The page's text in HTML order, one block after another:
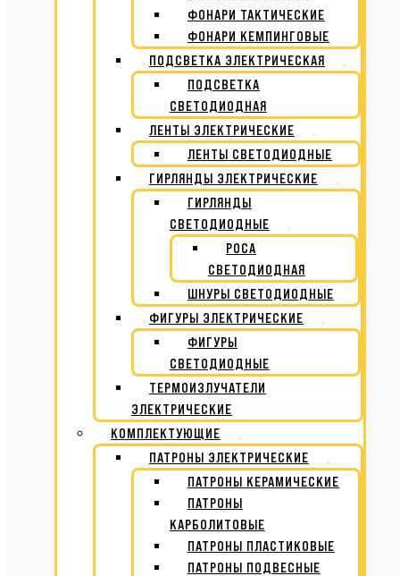
ФОНАРИ ТАКТИЧЕСКИЕ
ФОНАРИ КЕМПИНГОВЫЕ
ПОДСВЕТКА ЭЛЕКТРИЧЕСКАЯ
ПОДСВЕТКА
СВЕТОДИОДНАЯ
ЛЕНТЫ ЭЛЕКТРИЧЕСКИЕ
ЛЕНТЫ СВЕТОДИОДНЫЕ
ГИРЛЯНДЫ ЭЛЕКТРИЧЕСКИЕ
ГИРЛЯНДЫ
СВЕТОДИОДНЫЕ
РОСА
СВЕТОДИОДНАЯ
ШНУРЫ СВЕТОДИОДНЫЕ
ФИГУРЫ ЭЛЕКТРИЧЕСКИЕ
ФИГУРЫ
СВЕТОДИОДНЫЕ
ТЕРМОИЗЛУЧАТЕЛИ
ЭЛЕКТРИЧЕСКИЕ
КОМПЛЕКТУЮЩИЕ
ПАТРОНЫ ЭЛЕКТРИЧЕСКИЕ
ПАТРОНЫ КЕРАМИЧЕСКИЕ
ПАТРОНЫ
КАРБОЛИТОВЫЕ
ПАТРОНЫ ПЛАСТИКОВЫЕ
ПАТРОНЫ ПОДВЕСНЫЕ